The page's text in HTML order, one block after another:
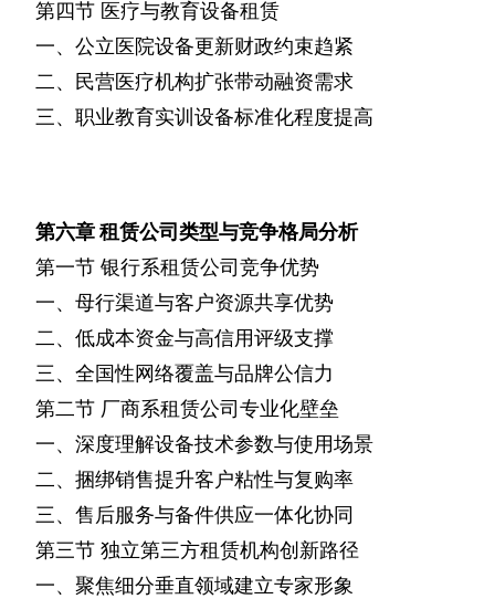
第四节 医疗与教育设备租赁
一、公立医院设备更新财政约束趋紧
二、民营医疗机构扩张带动融资需求
三、职业教育实训设备标准化程度提高
第六章租赁公司类型与竞争格局分析
第一节 银行系租赁公司竞争优势
一、母行渠道与客户资源共享优势
二、低成本资金与高信用评级支撑
三、全国性网络覆盖与品牌公信力
第二节 厂商系租赁公司专业化壁垒
一、深度理解设备技术参数与使用场景
二、捆绑销售提升客户粘性与复购率
三、售后服务与备件供应一体化协同
第三节 独立第三方租赁机构创新路径
一、聚焦细分垂直领域建立专家形象